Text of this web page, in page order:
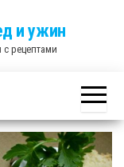
и ужин
рецептами